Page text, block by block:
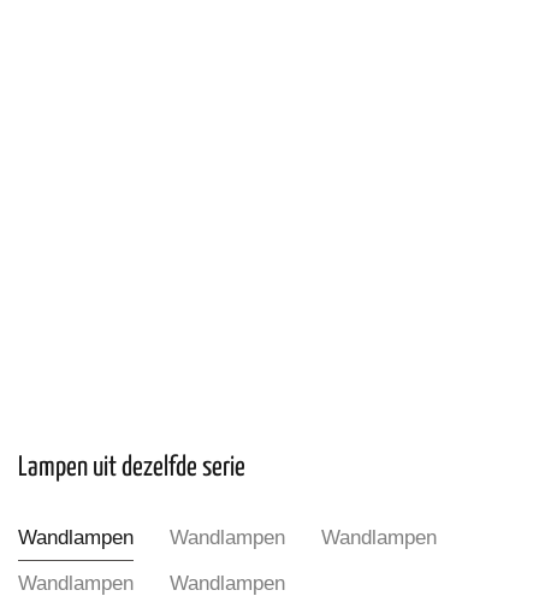
Lampen uit dezelfde serie
Wandlampen Wandlampen
Wandlampen
Wandlampen
Wandlampen